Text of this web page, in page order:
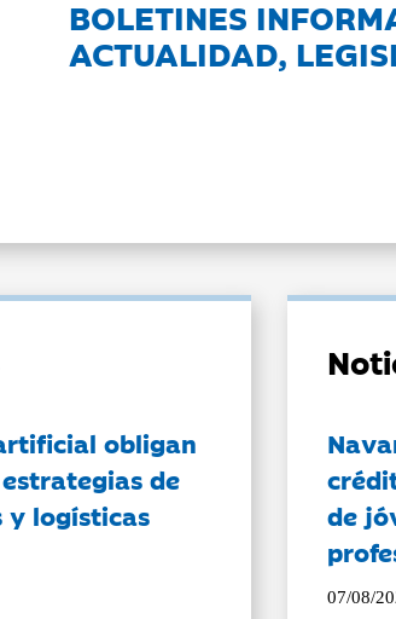
BOLETINES
ACTUALIDAD,
obligan
de
y logísticas
de
07/08/